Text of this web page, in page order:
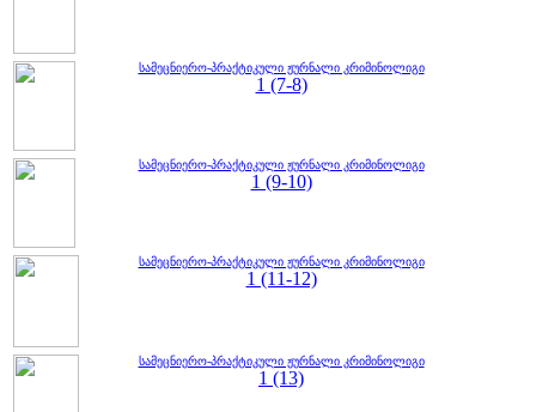
სამეცნიერო-პრაქტიკული ჟურნალი კრიმინოლიგი
1 (7-8)
სამეცნიერო-პრაქტიკული ჟურნალი კრიმინოლიგი
1 (9-10)
სამეცნიერო-პრაქტიკული ჟურნალი კრიმინოლიგი
1 (11-12)
სამეცნიერო-პრაქტიკული ჟურნალი კრიმინოლიგი
1 (13)